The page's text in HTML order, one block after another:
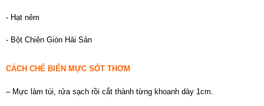
- Hạt nêm
- Bột Chiên Giòn Hải Sản
CÁCH CHẾ BIẾN MỰC SỐT THƠM
– Mực làm túi, rửa sạch rồi cắt thành từng khoanh dày 1cm.